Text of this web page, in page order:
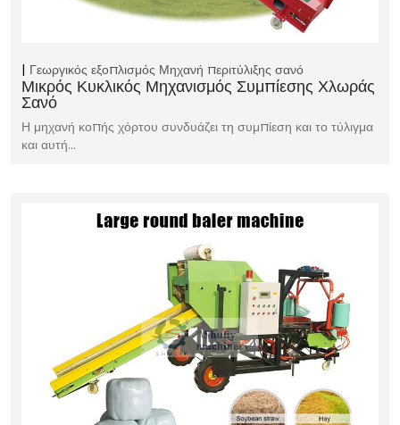
Γεωργικός εξοπλισμός Μηχανή περιτύλιξης σανό
Μικρός Κυκλικός Μηχανισμός Συμπίεσης Χλωράς
Σανό
Η μηχανή κοπής χόρτου συνδυάζει τη συμπίεση και το τύλιγμα
και αυτή…